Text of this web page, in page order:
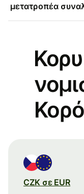
μετατροπέα
CZK σε EUR